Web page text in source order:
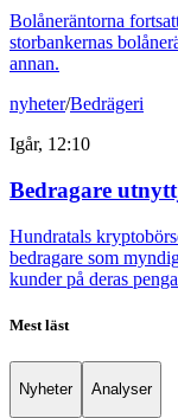
Bolåneräntorna
storbankernas
annan.
nyheter/Bedrägeri
Igår, 12:10
Bedragare
Hundratals
bedragare som
kunder på deras
Mest läst
Nyheter Analyser